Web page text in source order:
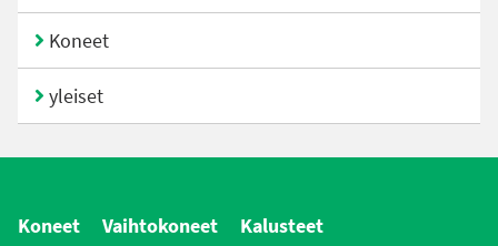
Koneet
yleiset
Koneet Vaihtokoneet
Kalusteet